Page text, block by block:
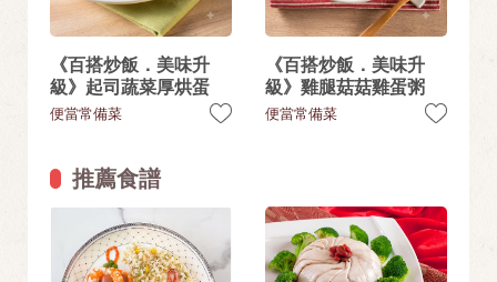
《百搭炒飯．美味升
級》起司蔬菜厚烘蛋
便當常備菜
《百搭炒飯．美味升
級》雞腿菇菇雞蛋粥
便當常備菜
推薦食譜